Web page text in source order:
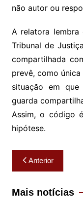
não autor ou
A relatora lembra
Tribunal de
compartilhada
prevê, como
situação em
guarda
Assim, o código
hipótese.
Navegação
de
Post
Anterior
Mais notícias